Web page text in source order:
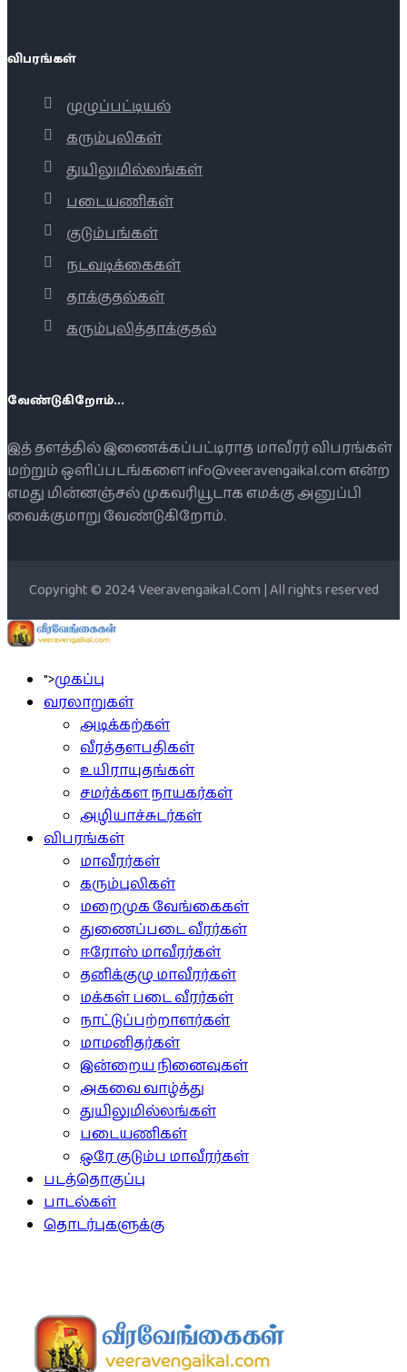
விபரங்கள்
முழுப்பட்டியல்
கரும்புலிகள்
துயிலுமில்லங்கள்
படையணிகள்
குடும்பங்கள்
நடவடிக்கைகள்
தாக்குதல்கள்
கரும்புலித்தாக்குதல்
வேண்டுகிறோம்...
இத் தளத்தில் இணைக்கப்பட்டிராத மாவீரர் விபரங்கள்
மற்றும் ஒளிப்படங்களை info@veeravengaikal.com என்ற
எமது மின்னஞ்சல் முகவரியூடாக எமக்கு அனுப்பி
வைக்குமாறு வேண்டுகிறோம்.
Copyright © 2024 Veeravengaikal.Com | All rights reserved
">முகப்பு
வரலாறுகள்
அடிக்கற்கள்
வீரத்தளபதிகள்
உயிராயுதங்கள்
சமர்க்கள நாயகர்கள்
அழியாச்சுடர்கள்
விபரங்கள்
மாவீரர்கள்
கரும்புலிகள்
மறைமுக வேங்கைகள்
துணைப்படை வீரர்கள்
ஈரோஸ் மாவீரர்கள்
தனிக்குழு மாவீரர்கள்
மக்கள் படை வீரர்கள்
நாட்டுப்பற்றாளர்கள்
மாமனிதர்கள்
இன்றைய நினைவுகள்
அகவை வாழ்த்து
துயிலுமில்லங்கள்
படையணிகள்
ஒரே குடும்ப மாவீரர்கள்
படத்தொகுப்பு
பாடல்கள்
தொடர்புகளுக்கு